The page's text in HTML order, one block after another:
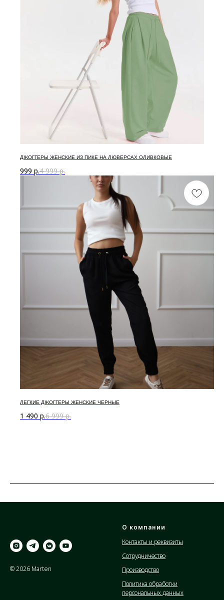
ДЖОГГЕРЫ ЖЕНСКИЕ ИЗ ПИКЕ НА ЛЮВЕРСАХ ОЛИВКОВЫЕ
999 р.4 999 р.
ЛЕГКИЕ ДЖОГГЕРЫ ЖЕНСКИЕ ЧЕРНЫЕ
1 490 р.6 999 р.
© 2026 Marten
О компании
Контакты и реквизиты
Сотрудничество
Производство
Политика обработки
персональных данных